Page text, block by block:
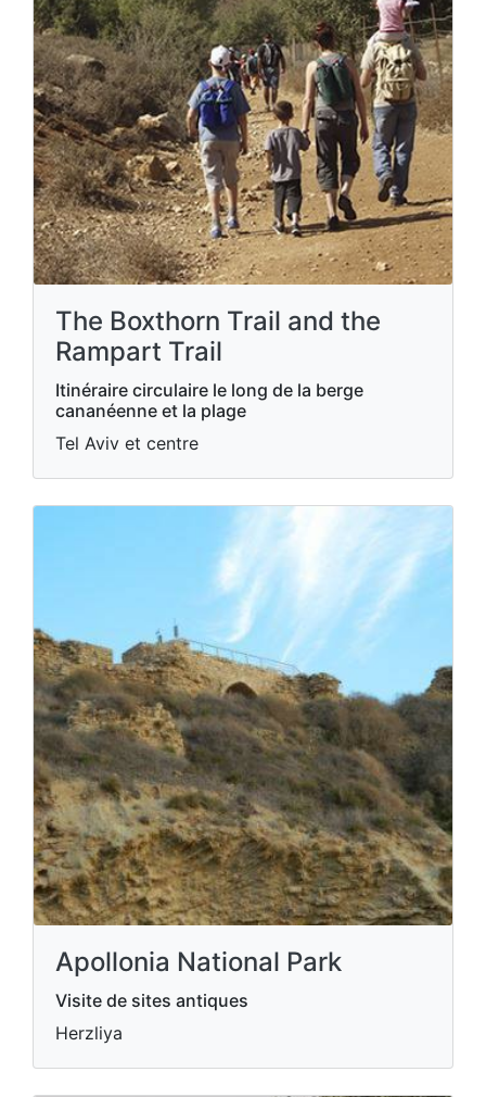
The Boxthorn Trail and the
Rampart Trail
Itinéraire circulaire le long de la berge
cananéenne et la plage
Tel Aviv et centre
Apollonia National Park
Visite de sites antiques
Herzliya